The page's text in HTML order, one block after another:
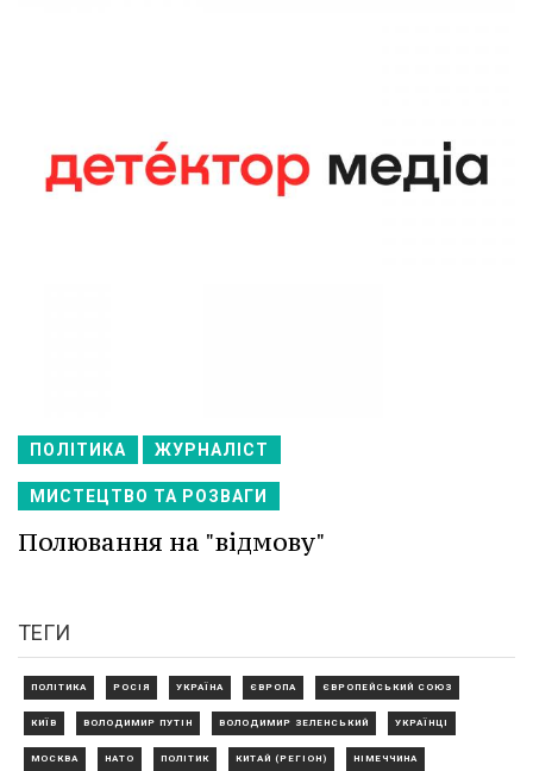
ПОЛІТИКА ЖУРНАЛІСТ
МИСТЕЦТВО ТА РОЗВАГИ
Полювання на "відмову"
ТЕГИ
ПОЛІТИКА РОСІЯ УКРАЇНА ЄВРОПА ЄВРОПЕЙСЬКИЙ СОЮЗ
КИЇВ ВОЛОДИМИР ПУТІН ВОЛОДИМИР ЗЕЛЕНСЬКИЙ УКРАЇНЦІ
МОСКВА НАТО ПОЛІТИК КИТАЙ (РЕГІОН) НІМЕЧЧИНА